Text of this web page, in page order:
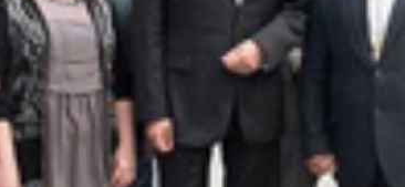
2014
2013